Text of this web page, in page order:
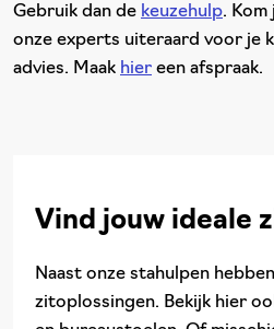
Gebruik dan de keuzehulp. Kom
onze experts uiteraard voor je
advies. Maak hier een afspraak.
Vind jouw ideale
Naast onze stahulpen
zitoplossingen. Bekijk hier